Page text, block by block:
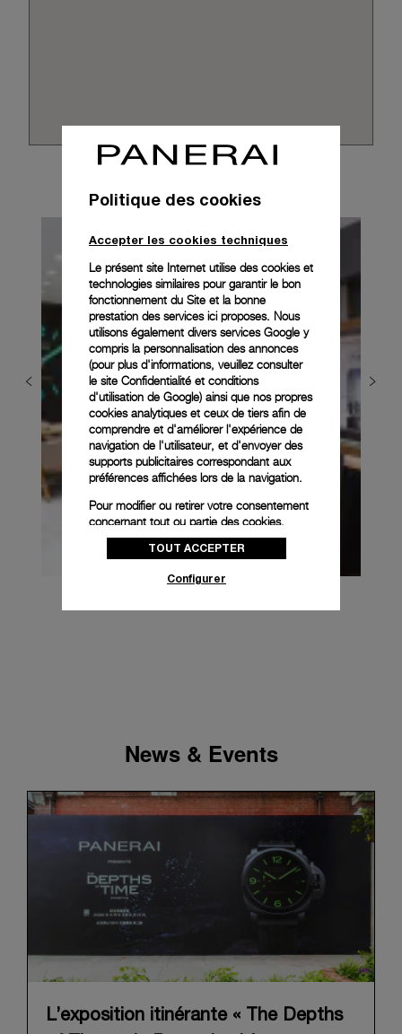
News & Events
L’exposition itinérante « The Depths
Politique des cookies
Accepter les cookies techniques
Le présent site Internet utilise des cookies et
technologies similaires pour garantir le bon
fonctionnement du Site et la bonne
prestation des services ici proposes. Nous
utilisons également divers services Google y
compris la personnalisation des annonces
(pour plus d'informations, veuillez consulter
le site Confidentialité et conditions
d'utilisation de Google) ainsi que nos propres
cookies analytiques et ceux de tiers afin de
comprendre et d'améliorer l'expérience de
navigation de l'utilisateur, et d'envoyer des
supports publicitaires correspondant aux
préférences affichées lors de la navigation.
Pour modifier ou retirer votre consentement
concernant tout ou partie des cookies,
cliquez sur « Configurer » ou consultez notre
politique des cookiespour obtenir plus
donnez votre consentement pour l’utilisation
TOUT ACCEPTER
Configurer